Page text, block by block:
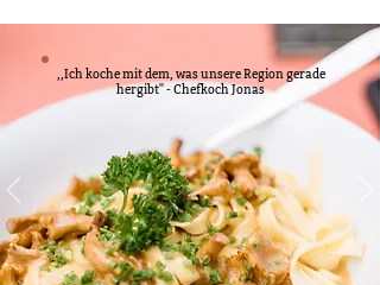
,,Ich koche mit dem, was unsere Region gerade
hergibt'' - Chefkoch Jonas